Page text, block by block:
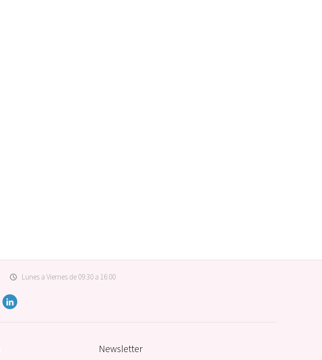
Lunes a Viernes de 09:30 a 16:00

Newsletter